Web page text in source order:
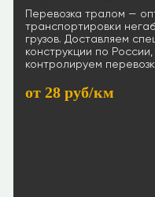
Перевозка тралом —
транспортировки
грузов. Доставляем
конструкции по
контролируем
от 28 руб/км